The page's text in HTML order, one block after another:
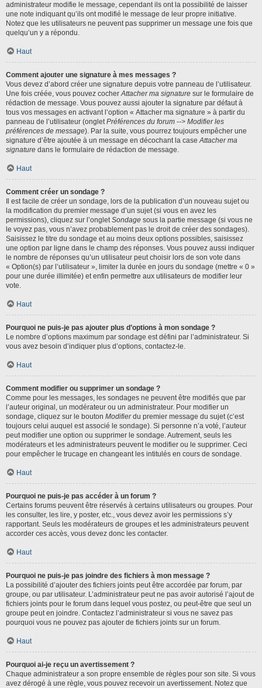
administrateur modifie le message, cependant ils ont la possibilité de laisser
une note indiquant qu’ils ont modifié le message de leur propre initiative.
Notez que les utilisateurs ne peuvent pas supprimer un message une fois que
quelqu’un y a répondu.
Haut
Comment ajouter une signature à mes messages ?
Vous devez d’abord créer une signature depuis votre panneau de l’utilisateur.
Une fois créée, vous pouvez cocherAttacher ma signature sur le formulaire de
rédaction de message. Vous pouvez aussi ajouter la signature par défaut à
tous vos messages en activant l’option « Attacher ma signature » à partir du
panneau de l’utilisateur (ongletPréférences du forum --> Modifier les
préférences de message). Par la suite, vous pourrez toujours empêcher une
signature d’être ajoutée à un message en décochant la caseAttacher ma
signature dans le formulaire de rédaction de message.
Haut
Comment créer un sondage ?
Il est facile de créer un sondage, lors de la publication d’un nouveau sujet ou
la modification du premier message d’un sujet (si vous en avez les
permissions), cliquez sur l’ongletSondage sous la partie message (si vous ne
le voyez pas, vous n’avez probablement pas le droit de créer des sondages).
Saisissez le titre du sondage et au moins deux options possibles, saisissez
une option par ligne dans le champ des réponses. Vous pouvez aussi indiquer
le nombre de réponses qu’un utilisateur peut choisir lors de son vote dans
« Option(s) par l’utilisateur », limiter la durée en jours du sondage (mettre « 0 »
pour une durée illimitée) et enfin permettre aux utilisateurs de modifier leur
vote.
Haut
Pourquoi ne puis-je pas ajouter plus d’options à mon sondage ?
Le nombre d’options maximum par sondage est défini par l’administrateur. Si
vous avez besoin d’indiquer plus d’options, contactez-le.
Haut
Comment modifier ou supprimer un sondage ?
Comme pour les messages, les sondages ne peuvent être modifiés que par
l’auteur original, un modérateur ou un administrateur. Pour modifier un
sondage, cliquez sur le bouton Modifierdu premier message du sujet (c’est
toujours celui auquel est associé le sondage). Si personne n’a voté, l’auteur
peut modifier une option ou supprimer le sondage. Autrement, seuls les
modérateurs et les administrateurs peuvent le modifier ou le supprimer. Ceci
pour empêcher le trucage en changeant les intitulés en cours de sondage.
Haut
Pourquoi ne puis-je pas accéder à un forum ?
Certains forums peuvent être réservés à certains utilisateurs ou groupes. Pour
les consulter, les lire, y poster, etc., vous devez avoir les permissions s’y
rapportant. Seuls les modérateurs de groupes et les administrateurs peuvent
accorder ces accès, vous devez donc les contacter.
Haut
Pourquoi ne puis-je pas joindre des fichiers à mon message ?
La possibilité d’ajouter des fichiers joints peut être accordée par forum, par
groupe, ou par utilisateur. L’administrateur peut ne pas avoir autorisé l’ajout de
fichiers joints pour le forum dans lequel vous postez, ou peut-être que seul un
groupe peut en joindre. Contactez l’administrateur si vous ne savez pas
pourquoi vous ne pouvez pas ajouter de fichiers joints sur un forum.
Haut
Pourquoi ai-je reçu un avertissement ?
Chaque administrateur a son propre ensemble de règles pour son site. Si vous
avez dérogé à une règle, vous pouvez recevoir un avertissement. Notez que